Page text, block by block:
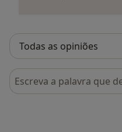
Pesquisar em opiniões